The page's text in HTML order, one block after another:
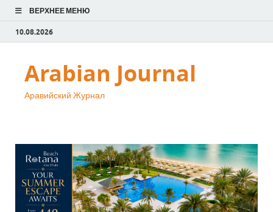
ВЕРХНЕЕ МЕНЮ
10.08.2026
Arabian Journal
Аравийский Журнал